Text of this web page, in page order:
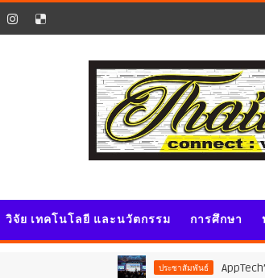
วิจัย เทคโนโลยี และนวัตกรรม การศึกษา
AppTech”​ ยกกำลังประเท